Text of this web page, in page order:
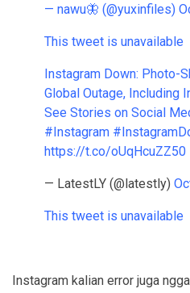
— nawu🦋 (@yuxinfiles)
This tweet is unavailable
Instagram Down: Photo-
Global Outage, Including
See Stories on Social
#Instagram
https://t.co/oUqHcuZZ50
— LatestLY (@latestly)
This tweet is unavailable
Instagram kalian error juga